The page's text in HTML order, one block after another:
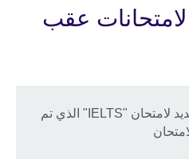
الامتحانات عقب
املأ النموذج لاختيار تاريخ جديد لامتحان "IELTS" الذي تم